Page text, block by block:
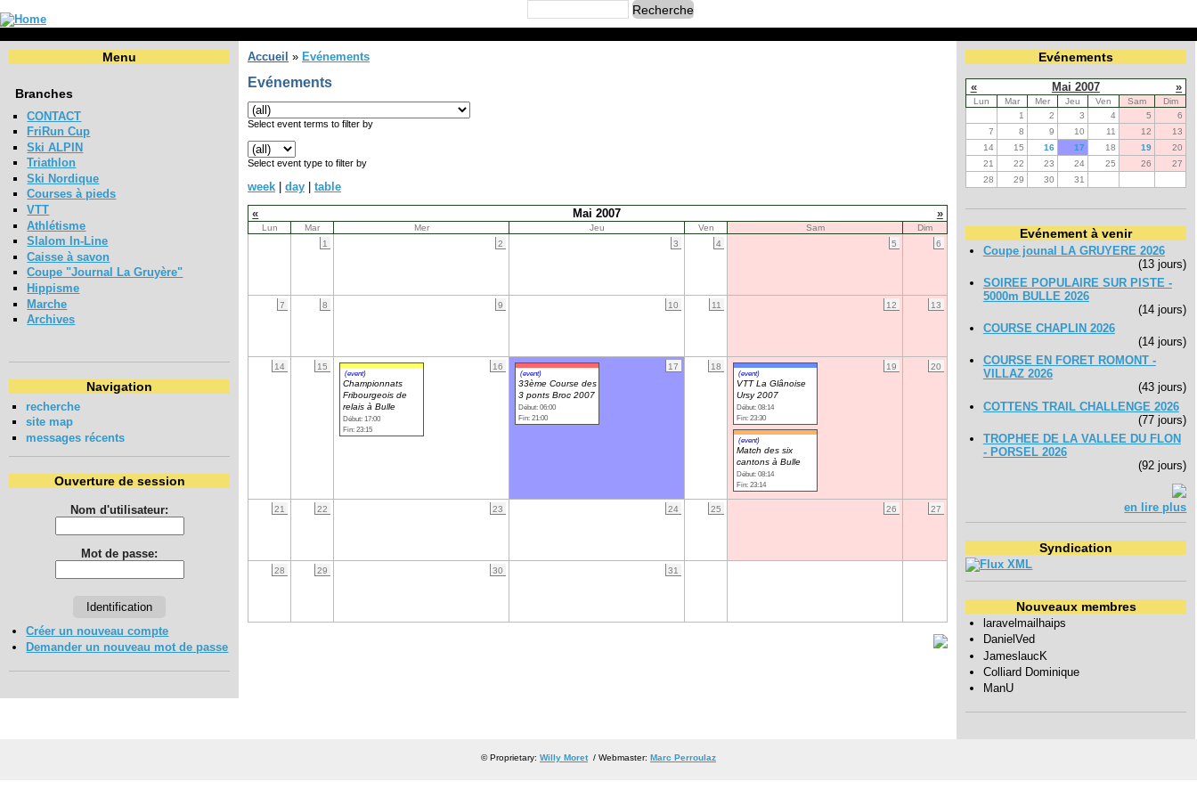
Menu
Branches
CONTACT
FriRun Cup
Ski ALPIN
Triathlon
Ski Nordique
Courses à pieds
VTT
Athlétisme
Slalom In-Line
Caisse à savon
Coupe "Journal La Gruyère"
Hippisme
Marche
Archives
Navigation
recherche
site map
messages récents
Ouverture de session
Nom d'utilisateur:
Mot de passe:
Créer un nouveau compte
Demander un nouveau mot de passe
Accueil » Evénements
Evénements
Select event terms to filter by
Select event type to filter by
week day
table
«
Mai 2007 »
Lun Mar Mer Jeu Ven Sam
Dim
1
2 3 4 5 6
7 8 9 10 11 12 13
14 15 16
(event)
Championnats
Fribourgeois de
relais à Bulle
Début: 17:00
Fin: 23:15
17
(event)
33ème Course des
3 ponts Broc 2007
Début: 06:00
Fin: 21:00
18 19
(event)
VTT La Glânoise
Ursy 2007
Début: 08:14
Fin: 23:30
(event)
Match des six
cantons à Bulle
Début: 08:14
Fin: 23:14
20
21 22 23 24 25 26 27
28 29 30 31
Evénements
« Mai 2007 »
Lun Mar Mer Jeu Ven Sam
Dim
1
2 3 4 5
6
7
8 9 10 11 12
13
14
15 16 17 18 19
20
21
22 23 24 25 26
27
28
29 30 31
Evénement à venir
Coupe jounal LA GRUYERE 2026
(13 jours)
SOIREE POPULAIRE SUR PISTE -
5000m BULLE 2026
(14 jours)
COURSE CHAPLIN 2026
(14 jours)
COURSE EN FORET ROMONT -
VILLAZ 2026
(43 jours)
COTTENS TRAIL CHALLENGE 2026
(77 jours)
TROPHEE DE LA VALLEE DU FLON
- PORSEL 2026
(92 jours)
en lire plus
Syndication
Nouveaux membres
laravelmailhaips
DanielVed
JameslaucK
Colliard Dominique
ManU
© Proprietary: Willy Moret/ Webmaster: Marc Perroulaz